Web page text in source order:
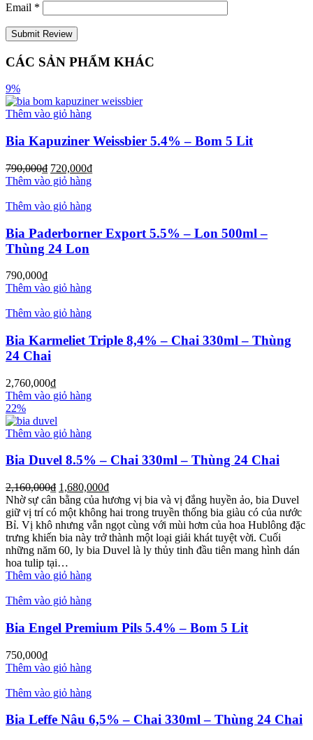
Email *
CÁC SẢN PHẨM KHÁC
9%
Thêm vào giỏ hàng
Bia Kapuziner Weissbier 5.4% – Bom 5 Lit
790,000₫ 720,000₫
Thêm vào giỏ hàng
Thêm vào giỏ hàng
Bia Paderborner Export 5.5% – Lon 500ml –
Thùng 24 Lon
790,000₫
Thêm vào giỏ hàng
Thêm vào giỏ hàng
Bia Karmeliet Triple 8,4% – Chai 330ml – Thùng
24 Chai
2,760,000₫
Thêm vào giỏ hàng
22%
Thêm vào giỏ hàng
Bia Duvel 8.5% – Chai 330ml – Thùng 24 Chai
2,160,000₫ 1,680,000₫
Nhờ sự cân bằng của hương vị bia và vị đắng huyền ảo, bia Duvel
giữ vị trí có một không hai trong truyền thống bia giàu có của nước
Bỉ. Vị khô nhưng vẫn ngọt cùng với mùi hơm của hoa Hublông đặc
trưng khiến bia này trở thành một loại giải khát tuyệt vời. Cuối
những năm 60, ly bia Duvel là ly thủy tinh đầu tiên mang hình dán
hoa tulip tại…
Thêm vào giỏ hàng
Thêm vào giỏ hàng
Bia Engel Premium Pils 5.4% – Bom 5 Lit
750,000₫
Thêm vào giỏ hàng
Thêm vào giỏ hàng
Bia Leffe Nâu 6,5% – Chai 330ml – Thùng 24 Chai